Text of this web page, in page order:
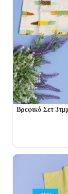
Βρεφικό Σετ